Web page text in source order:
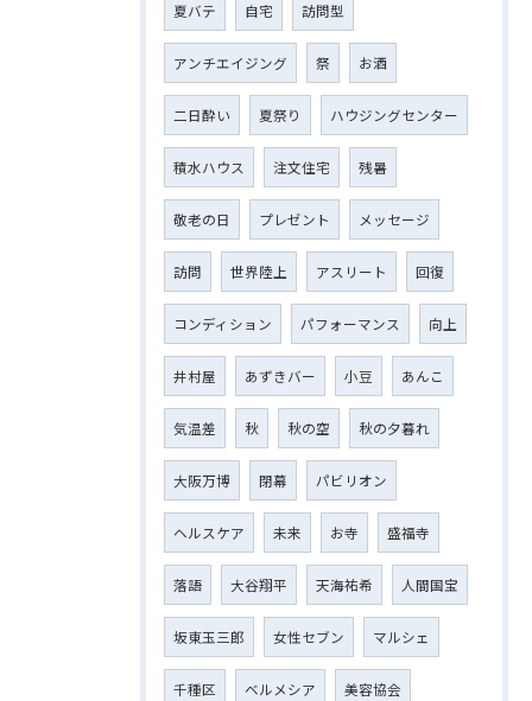
夏バテ 自宅 訪問型
アンチエイジング 祭 お酒
二日酔い 夏祭り ハウジングセンター
積水ハウス 注文住宅 残暑
敬老の日 プレゼント メッセージ
訪問 世界陸上 アスリート 回復
コンディション パフォーマンス 向上
井村屋 あずきバー 小豆 あんこ
気温差 秋 秋の空 秋の夕暮れ
大阪万博 閉幕 パビリオン
ヘルスケア 未来 お寺 盛福寺
落語 大谷翔平 天海祐希 人間国宝
坂東玉三郎 女性セブン マルシェ
千種区 ベルメシア 美容協会